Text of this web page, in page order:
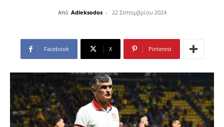
Από Adieksodos - 22 Σεπτεμβρίου 2024
Facebook X Pinterest